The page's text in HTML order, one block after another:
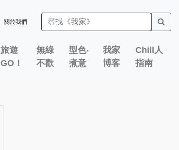
關於我們
旅遊
GO！
無綠
不歡
型色‧
煮意
我家
博客
Chill人
指南